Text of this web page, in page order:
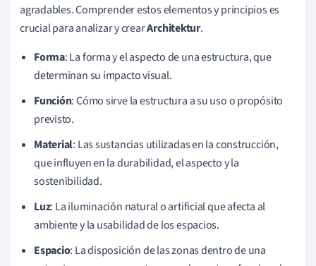
agradables. Comprender estos elementos y principios es
crucial para analizar y crearArchitektur.
Forma: La forma y el aspecto de una estructura, que
determinan su impacto visual.
Función: Cómo sirve la estructura a su uso o propósito
previsto.
Material: Las sustancias utilizadas en la construcción,
que influyen en la durabilidad, el aspecto y la
sostenibilidad.
Luz: La iluminación natural o artificial que afecta al
ambiente y la usabilidad de los espacios.
Espacio: La disposición de las zonas dentro de una